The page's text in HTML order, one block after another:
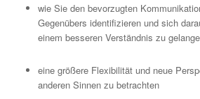
wie Sie den bevorzugten
Gegenübers identifizieren und sich
einem besseren Verständnis zu
eine größere Flexibilität und neue
anderen Sinnen zu betrachten